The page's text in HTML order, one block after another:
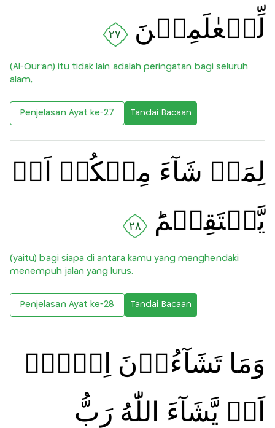
لِّلۡعٰلَمِيۡنَ ٢٧
(Al-Qur'an) itu tidak lain adalah peringatan bagi seluruh
alam,
Penjelasan Ayat ke-27 Tandai Bacaan
لِمَنۡ شَآءَ مِنۡكُمۡ اَنۡ
يَّسۡتَقِيۡمَؕ ٢٨
(yaitu) bagi siapa di antara kamu yang menghendaki
menempuh jalan yang lurus.
Penjelasan Ayat ke-28 Tandai Bacaan
وَمَا تَشَآءُوۡنَ اِلَّاۤ
اَنۡ يَّشَآءَ اللّٰهُ رَبُّ